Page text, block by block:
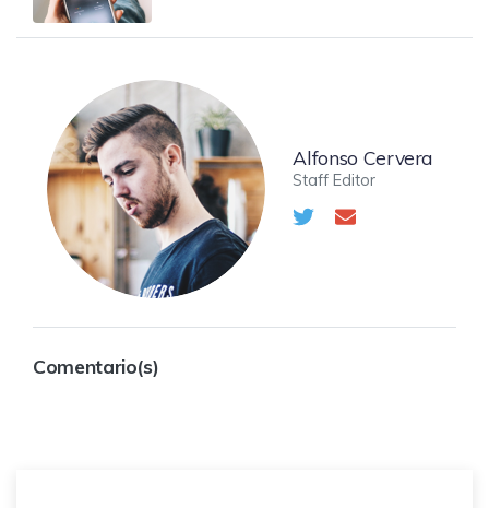
Alfonso Cervera
Staff Editor
Comentario(s)